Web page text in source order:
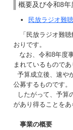
概要及び令和8
民放ラジオ難
「民放ラジオ難聴
おりです。
なお、令和8年度
まれているものであ
予算成立後、速や
公募するものです。
したがって、予算
があり得ることをあ
事業の概要